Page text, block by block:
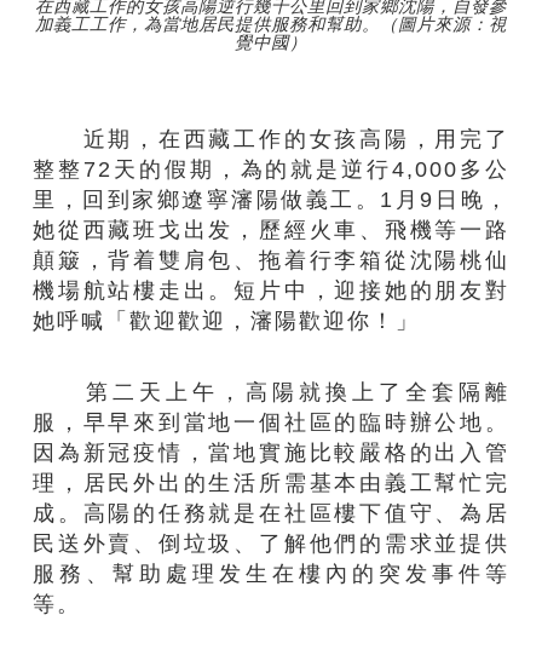
在西藏工作的女孩高陽逆行幾千公里回到家鄉沈陽，自發參
加義工工作，為當地居民提供服務和幫助。（圖片來源：視
覺中國）
近期 ， 在西藏工作的女孩高陽 ，用完了
整整72天 的假期 ， 為的就是逆行4,000多公
里
， 回到家鄉遼寧瀋陽做義工 。1月9日晚，
她從西藏班戈出发，歷經火車、飛機等一路
顛簸，背着雙肩包、拖着行李箱從沈陽桃仙
機場航站樓走出。短片中，迎接她的朋友對
她呼喊「歡迎歡迎，瀋陽歡迎你！」
第二天上午，高陽就換上了全套隔離
服，早早來到 當地一個社區的臨時辦公地。
因為新冠疫情，當地實施比較嚴格的出入管
理，居民外出的生活所需基本由義工幫忙完
成。高陽 的任務就是在社區樓下值守、為居
民送外賣、倒垃圾、了解他們的需求並提供
服務、幫助處理发生在樓內的突发事件等
等。